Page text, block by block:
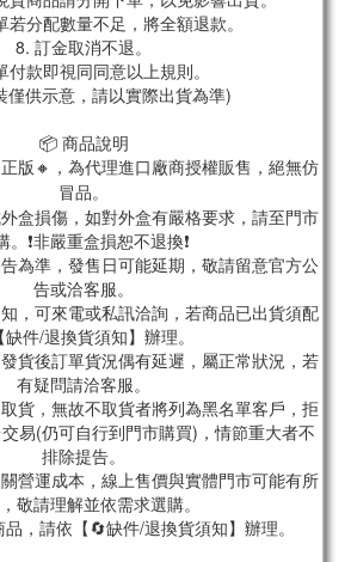
若分配數量不足，將全額退款。
8. 訂金取消不退。
付款即視同同意以上規則。
僅供示意，請以實際出貨為準)
📦 商品說明
版🔸，為代理進口廠商授權販售，絕無仿
冒品。
盒損傷，如對外盒有嚴格要求，請至門市
。❗非嚴重盒損恕不退換❗
為準，發售日可能延期，敬請留意官方公
告或洽客服。
，可來電或私訊洽詢，若商品已出貨須配
件/退換貨須知】辦理。
貨後訂單貨況偶有延遲，屬正常狀況，若
有疑問請洽客服。
貨，無故不取貨者將列為黑名單客戶，拒
易(仍可自行到門市購買)，情節重大者不
排除提告。
營運成本，線上售價與實體門市可能有所
敬請理解並依需求選購。
，請依【🔄缺件/退換貨須知】辦理。